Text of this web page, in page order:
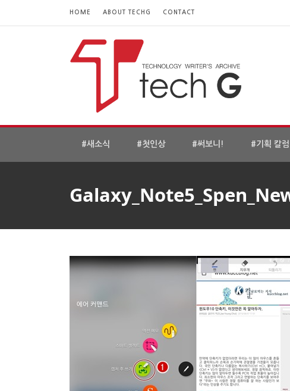
HOME ABOUT TECHG CONTACT
#새소식 #첫인상 #써보니! #기획 칼럼